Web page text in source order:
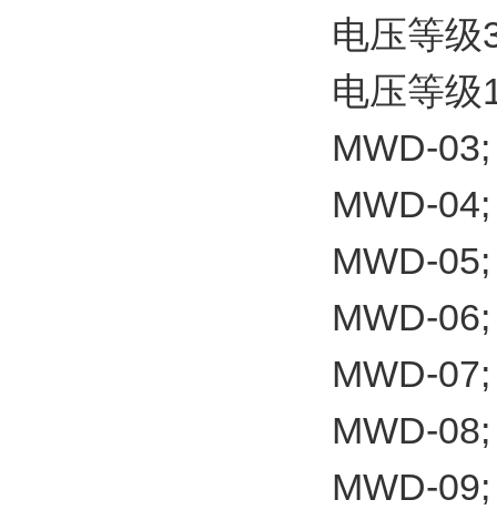
电压等级
电压等级
MWD-
MWD-
MWD-
MWD-
MWD-
MWD-
MWD-